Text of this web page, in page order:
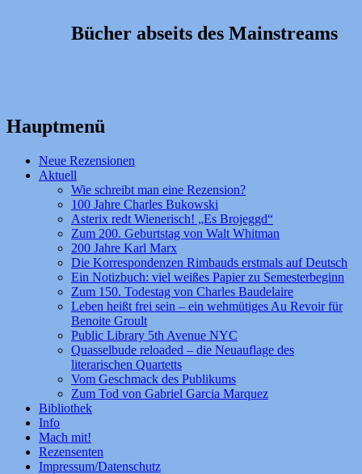
Bücher abseits des Mainstreams
Hauptmenü
Zum
Inhalt
Neue Rezensionen
Aktuell
Wie schreibt man eine Rezension?
100 Jahre Charles Bukowski
Asterix redt Wienerisch! „Es Brojeggd“
Zum 200. Geburtstag von Walt Whitman
200 Jahre Karl Marx
Die Korrespondenzen Rimbauds erstmals auf Deutsch
Ein Notizbuch: viel weißes Papier zu Semesterbeginn
Zum 150. Todestag von Charles Baudelaire
Leben heißt frei sein – ein wehmütiges Au Revoir für
Benoite Groult
Public Library 5th Avenue NYC
Quasselbude reloaded – die Neuauflage des
literarischen Quartetts
Vom Geschmack des Publikums
Zum Tod von Gabriel Garcia Marquez
Bibliothek
Info
Mach mit!
Rezensenten
Impressum/Datenschutz